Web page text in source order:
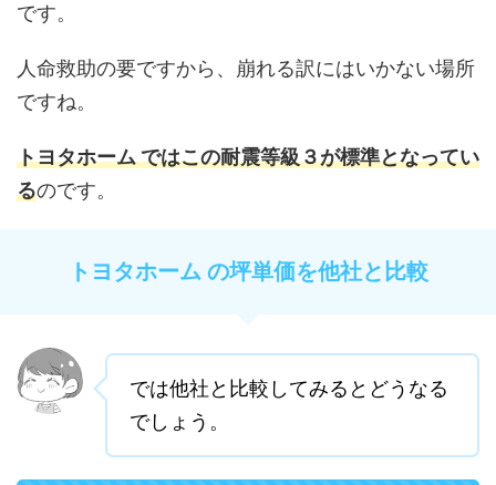
です。
人命救助の要ですから、崩れる訳にはいかない場所
ですね。
トヨタホーム ではこの耐震等級３が標準となってい
るのです。
トヨタホーム の坪単価を他社と比較
では他社と比較してみるとどうなる
でしょう。